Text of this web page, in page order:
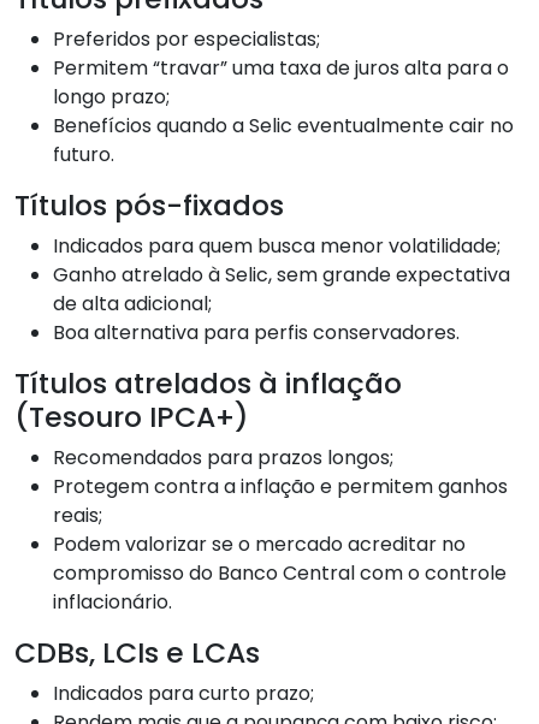
Preferidos por especialistas;
Permitem “travar” uma taxa de juros alta para o
longo prazo;
Benefícios quando a Selic eventualmente cair no
futuro.
Títulos pós-fixados
Indicados para quem busca menor volatilidade;
Ganho atrelado à Selic, sem grande expectativa
de alta adicional;
Boa alternativa para perfis conservadores.
Títulos atrelados à inflação
(Tesouro IPCA+)
Recomendados para prazos longos;
Protegem contra a inflação e permitem ganhos
reais;
Podem valorizar se o mercado acreditar no
compromisso do Banco Central com o controle
inflacionário.
CDBs, LCIs e LCAs
Indicados para curto prazo;